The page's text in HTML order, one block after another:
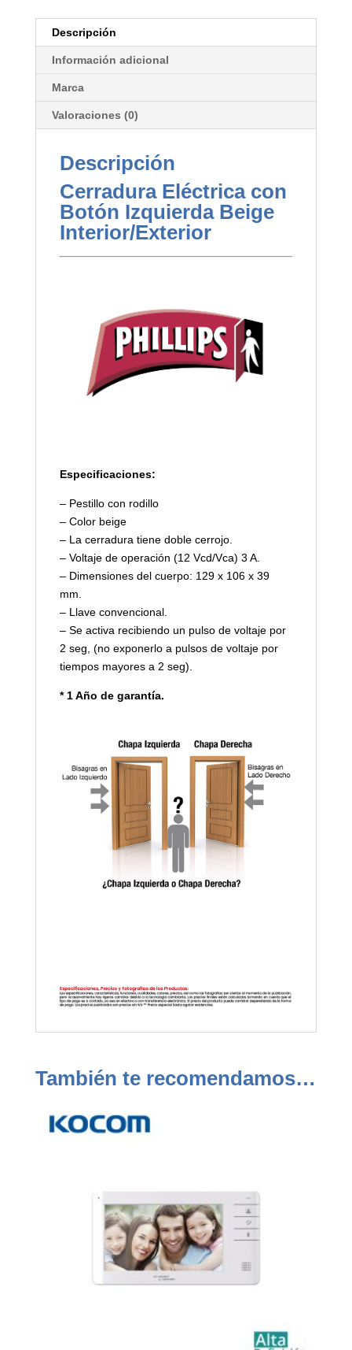
Descripción
Información adicional
Marca
Valoraciones (0)
Descripción
Cerradura Eléctrica con
Botón Izquierda Beige
Interior/Exterior
Especificaciones:
– Pestillo con rodillo
– Color beige
– La cerradura tiene doble cerrojo.
– Voltaje de operación (12 Vcd/Vca) 3 A.
– Dimensiones del cuerpo: 129 x 106 x 39
mm.
– Llave convencional.
– Se activa recibiendo un pulso de voltaje por
2 seg, (no exponerlo a pulsos de voltaje por
tiempos mayores a 2 seg).
* 1 Año de garantía.
También te recomendamos…